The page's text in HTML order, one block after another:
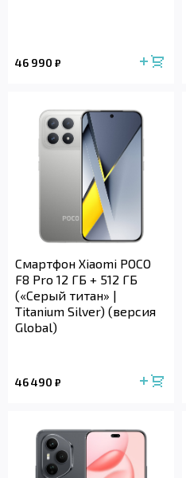
46 990 ₽
Смартфон Xiaomi POCO
F8 Pro 12 ГБ + 512 ГБ
(«Серый титан» |
Titanium Silver) (версия
Global)
46 490 ₽